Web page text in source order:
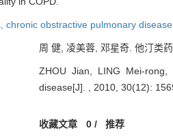
chronic obstractive pulmonary
周 健, 凌美蓉, 邓星奇. 他汀类
ZHOU Jian, LING Mei-
disease[J]. , 2010, 30(12):
收藏文章 0/ 推荐